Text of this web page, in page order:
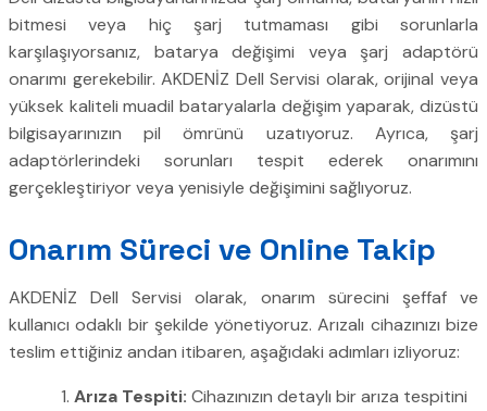
bitmesi veya hiç şarj tutmaması gibi sorunlarla
karşılaşıyorsanız, batarya değişimi veya şarj adaptörü
onarımı gerekebilir. AKDENİZ Dell Servisi olarak, orijinal veya
yüksek kaliteli muadil bataryalarla değişim yaparak, dizüstü
bilgisayarınızın pil ömrünü uzatıyoruz. Ayrıca, şarj
adaptörlerindeki sorunları tespit ederek onarımını
gerçekleştiriyor veya yenisiyle değişimini sağlıyoruz.
Onarım Süreci ve Online Takip
AKDENİZ Dell Servisi olarak, onarım sürecini şeffaf ve
kullanıcı odaklı bir şekilde yönetiyoruz. Arızalı cihazınızı bize
teslim ettiğiniz andan itibaren, aşağıdaki adımları izliyoruz:
Arıza Tespiti: Cihazınızın detaylı bir arıza tespitini